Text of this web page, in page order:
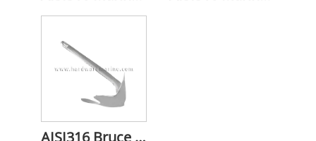
AISI316 Bruce Claw Force anker i rustfrit stål i marinekvalitet